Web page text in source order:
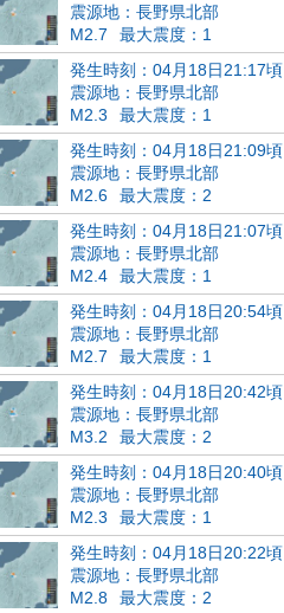
震源地：長野県北部
M2.7
最大震度：1
発生時刻：04月18日21:17頃
震源地：長野県北部
M2.3
最大震度：1
発生時刻：04月18日21:09頃
震源地：長野県北部
M2.6
最大震度：2
発生時刻：04月18日21:07頃
震源地：長野県北部
M2.4
最大震度：1
発生時刻：04月18日20:54頃
震源地：長野県北部
M2.7
最大震度：1
発生時刻：04月18日20:42頃
震源地：長野県北部
M3.2
最大震度：2
発生時刻：04月18日20:40頃
震源地：長野県北部
M2.3
最大震度：1
発生時刻：04月18日20:22頃
震源地：長野県北部
M2.8
最大震度：2